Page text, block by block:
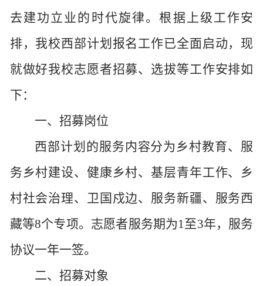
去建功立业的时代旋律。根据上级工作安
排，我校西部计划报名工作已全面启动，现
就做好我校志愿者招募、选拔等工作安排如
下：
一、招募岗位
西部计划的服务内容分为乡村教育、服
务乡村建设、健康乡村、基层青年工作、乡
村社会治理、卫国戍边、服务新疆、服务西
藏等8个专项。志愿者服务期为1至3年，服务
协议一年一签。
二、招募对象